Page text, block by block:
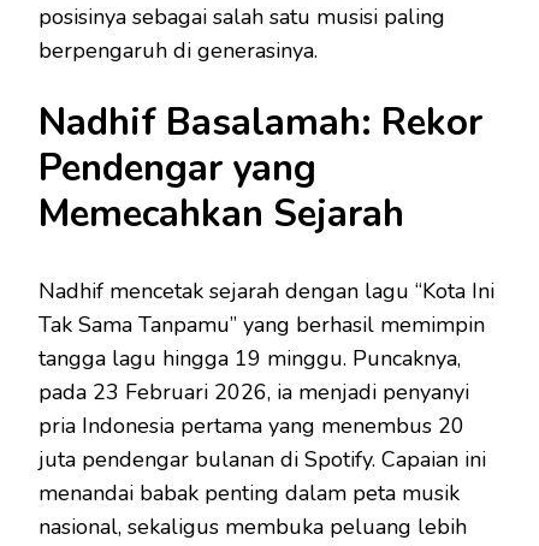
posisinya sebagai salah satu musisi paling
berpengaruh di generasinya.
Nadhif Basalamah: Rekor
Pendengar yang
Memecahkan Sejarah
Nadhif mencetak sejarah dengan lagu “Kota Ini
Tak Sama Tanpamu” yang berhasil memimpin
tangga lagu hingga 19 minggu. Puncaknya,
pada 23 Februari 2026, ia menjadi penyanyi
pria Indonesia pertama yang menembus 20
juta pendengar bulanan di Spotify. Capaian ini
menandai babak penting dalam peta musik
nasional, sekaligus membuka peluang lebih